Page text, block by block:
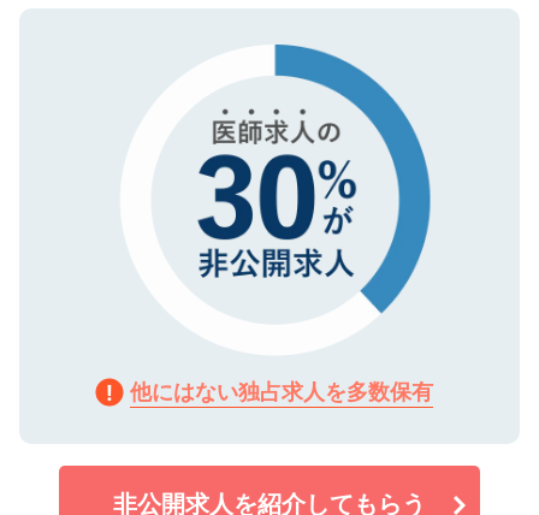
で、機密保持に関してもご安心ください。
ので、まずはご登録ください。
他にはない独占求人を多数保有
非公開求人を紹介してもらう